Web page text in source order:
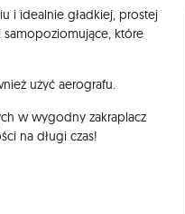
i idealnie gładkiej, prostej
samopoziomujące, które
użyć aerografu.
w wygodny zakraplacz
na długi czas!